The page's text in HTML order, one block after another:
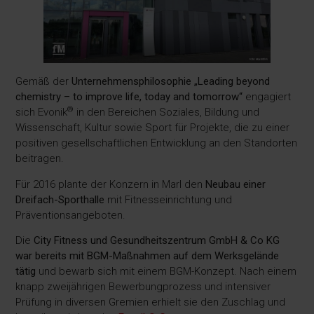
Gemäß der Unternehmensphilosophie „Leading beyond
chemistry – to improve life, today and tomorrow“ engagiert
sich Evonik® in den Bereichen Soziales, Bildung und
Wissenschaft, Kultur sowie Sport für Projekte, die zu einer
positiven gesellschaftlichen Entwicklung an den Standorten
beitragen.
Für 2016 plante der Konzern in Marl den Neubau einer
Dreifach-Sporthalle mit Fitnesseinrichtung und
Präventionsangeboten.
Die City Fitness und Gesundheitszentrum GmbH & Co KG
war bereits mit BGM-Maßnahmen auf dem Werksgelände
tätig und bewarb sich mit einem BGM-Konzept. Nach einem
knapp zweijährigen Bewerbungprozess und intensiver
Prüfung in diversen Gremien erhielt sie den Zuschlag und